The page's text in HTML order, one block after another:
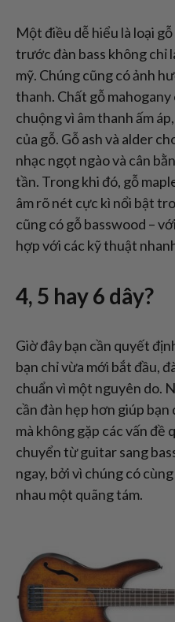
Một điều dễ hiểu là loại
trước đàn bass không chỉ
mỹ. Chúng cũng có ảnh
thanh. Chất gỗ
chuộng vì âm thanh ấm
của gỗ. Gỗ ash và alder
nhạc ngọt ngào và cân
tần. Trong khi đó, gỗ
âm rõ nét cực kì nổi bật
cũng có gỗ basswood –
hợp với các kỹ thuật
4, 5 hay 6 dây?
Giờ đây bạn cần quyết
bạn chỉ vừa mới bắt đầu,
chuẩn vì một nguyên do.
cần đàn hẹp hơn giúp
mà không gặp các vấn đề
chuyển từ guitar sang
ngay, bởi vì chúng có
nhau một quãng tám.